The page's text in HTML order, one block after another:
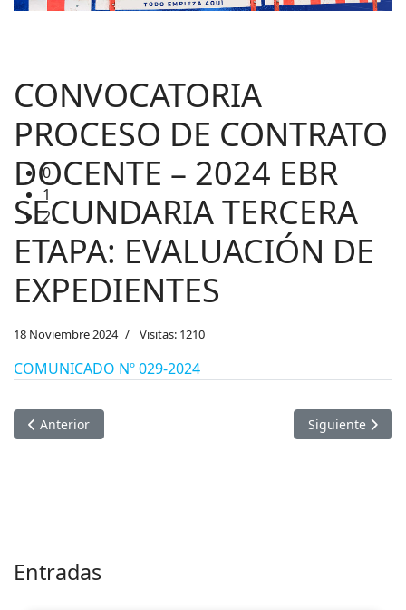
CONVOCATORIA
PROCESO DE CONTRATO
DOCENTE – 2024 EBR
SECUNDARIA TERCERA
ETAPA: EVALUACIÓN DE
EXPEDIENTES
18 Noviembre 2024 Visitas: 1210
COMUNICADO Nº 029-2024
Artículo anterior: CONVOCATORIA PROCESO DE CONTRATO
Anterior Artículo
Siguiente
Entradas